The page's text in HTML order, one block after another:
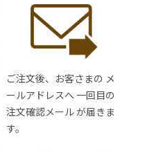
ご注文後、お客さまの メ
ールアドレスへ 一回目の
注文確認メール が届きま
す。